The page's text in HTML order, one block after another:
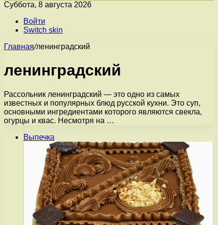
Суббота, 8 августа 2026
Войти
Switch skin
Главная/ленинградский
ленинградский
Рассольник ленинградский — это одно из самых
известных и популярных блюд русской кухни. Это суп,
основными ингредиентами которого являются свекла,
огурцы и квас. Несмотря на …
Выпечка